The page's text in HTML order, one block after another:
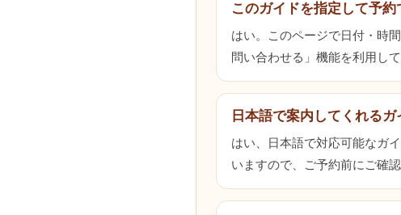
このガイドを指定して予約
はい。このページで日付・時
問い合わせる」機能を利用し
日本語で案内してくれるガ
はい、日本語で対応可能なガ
いますので、ご予約前にご確認